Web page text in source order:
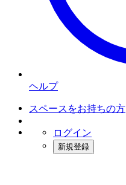
ヘルプ
スペースをお持ちの方
ログイン
新規登録